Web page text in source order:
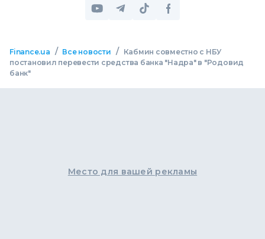
Finance.ua / Все новости /
Кабмин совместно с НБУ
постановил перевести средства банка "Надра" в "Родовид
банк"
Место для вашей рекламы